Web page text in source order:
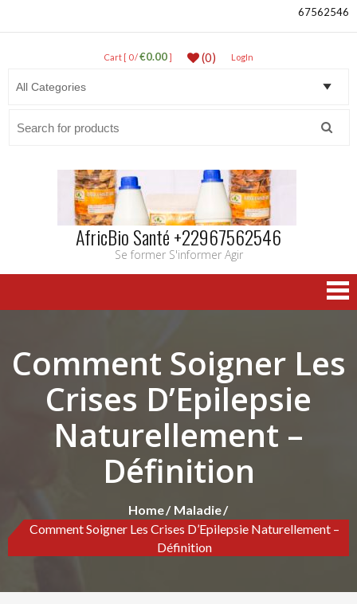
67562546
Cart [ 0 /€0.00] (0) LogIn
AfricBio Santé +22967562546
Se former S'informer Agir
Comment Soigner Les
Crises D’Epilepsie
Naturellement –
Définition
Home
Maladie
Comment Soigner Les Crises D’Epilepsie Naturellement –
Définition